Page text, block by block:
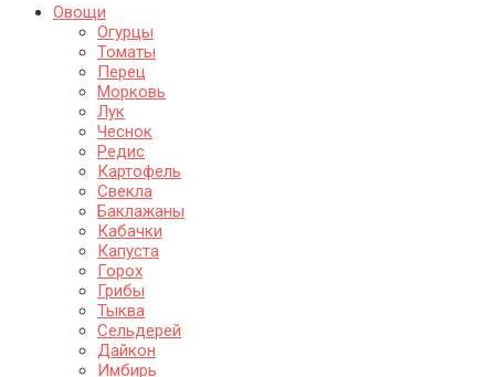
Овощи
Огурцы
Томаты
Перец
Морковь
Лук
Чеснок
Редис
Картофель
Свекла
Баклажаны
Кабачки
Капуста
Горох
Грибы
Тыква
Сельдерей
Дайкон
Имбирь